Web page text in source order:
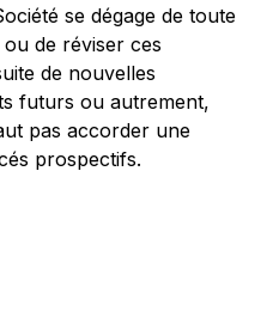
se dégage de toute
de réviser ces
de nouvelles
futurs ou autrement,
pas accorder une
prospectifs.